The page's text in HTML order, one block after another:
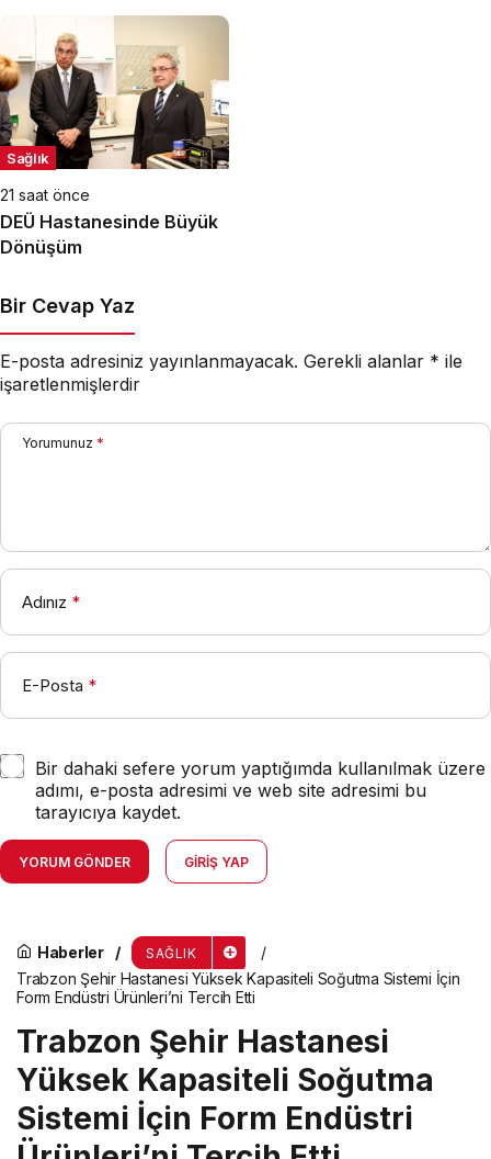
Sağlık
21 saat önce
DEÜ Hastanesinde Büyük
Dönüşüm
Bir Cevap Yaz
E-posta adresiniz yayınlanmayacak. Gerekli alanlar * ile
işaretlenmişlerdir
Yorumunuz *
Adınız *
E-Posta *
Bir dahaki sefere yorum yaptığımda kullanılmak üzere
adımı, e-posta adresimi ve web site adresimi bu
tarayıcıya kaydet.
YORUM GÖNDER GIRIŞ YAP
Haberler SAĞLIK
Trabzon Şehir Hastanesi Yüksek Kapasiteli Soğutma Sistemi İçin
Form Endüstri Ürünleri’ni Tercih Etti
Trabzon Şehir Hastanesi
Yüksek Kapasiteli Soğutma
Sistemi İçin Form Endüstri